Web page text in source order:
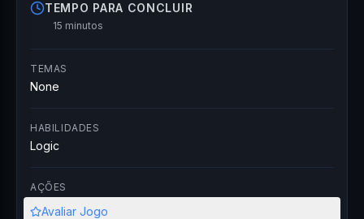
TEMPO PARA CONCLUIR
15 minutos
TEMAS
None
HABILIDADES
Logic
AÇÕES
Avaliar Jogo